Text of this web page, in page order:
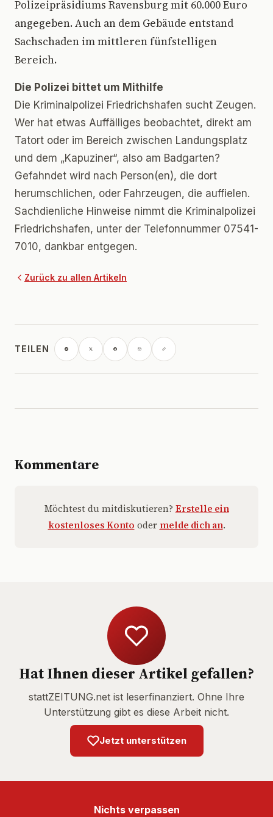
Polizeipräsidiums Ravensburg mit 60.000 Euro
angegeben. Auch an dem Gebäude entstand
Sachschaden im mittleren fünfstelligen
Bereich.
Die Polizei bittet um Mithilfe
Die Kriminalpolizei Friedrichshafen sucht Zeugen.
Wer hat etwas Auffälliges beobachtet, direkt am
Tatort oder im Bereich zwischen Landungsplatz
und dem „Kapuziner“, also am Badgarten?
Gefahndet wird nach Person(en), die dort
herumschlichen, oder Fahrzeugen, die auffielen.
Sachdienliche Hinweise nimmt die Kriminalpolizei
Friedrichshafen, unter der Telefonnummer 07541-
7010, dankbar entgegen.
Zurück zu allen Artikeln
TEILEN
Kommentare
Möchtest du mitdiskutieren? Erstelle ein
kostenloses Konto oder melde dich an.
Hat Ihnen dieser Artikel gefallen?
stattZEITUNG.net ist leserfinanziert. Ohne Ihre
Unterstützung gibt es diese Arbeit nicht.
Jetzt unterstützen
Nichts verpassen